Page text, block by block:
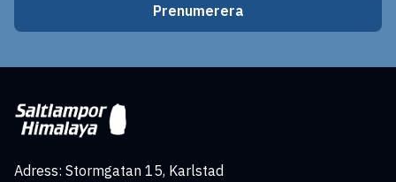
Prenumerera
Adress: Stormgatan 15, Karlstad